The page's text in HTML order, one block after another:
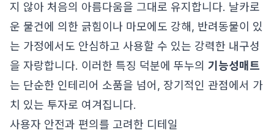
지 않아 처음의 아름다움을 그대로 유지합니다. 날카로
운 물건에 의한 긁힘이나 마모에도 강해, 반려동물이 있
는 가정에서도 안심하고 사용할 수 있는 강력한 내구성
을 자랑합니다. 이러한 특징 덕분에 뚜누의 기능성매트
는 단순한 인테리어 소품을 넘어, 장기적인 관점에서 가
치 있는 투자로 여겨집니다.
사용자 안전과 편의를 고려한 디테일